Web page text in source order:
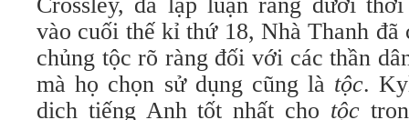
vào cuối thế kỉ thứ 18, Nhà Thanh đã
chủng tộc rõ ràng đối với các thần
mà họ chọn sử dụng cũng là tộc.
dịch tiếng Anh tốt nhất cho tộc